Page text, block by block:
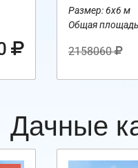
Размер: 6х6 м
Общая
2158060
Дачные